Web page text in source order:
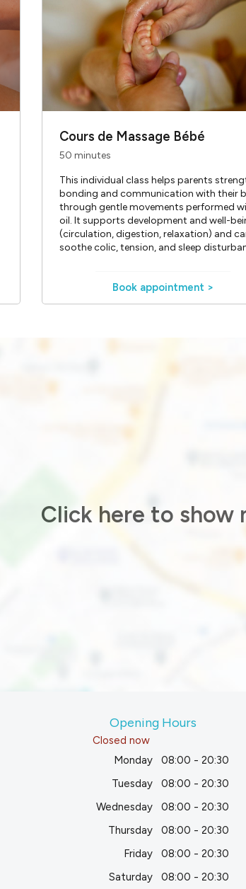
Cours de Massage Bébé
50 minutes
This individual class helps parents
bonding and communication with their
through gentle movements performed
oil. It supports development and well-
(circulation, digestion, relaxation) and
soothe colic, tension, and sleep
Book appointment >
Click here to show
Opening Hours
Closed now
Monday
08:00 - 20:30
Tuesday
08:00 - 20:30
Wednesday
08:00 - 20:30
Thursday
08:00 - 20:30
Friday
08:00 - 20:30
Saturday
08:00 - 20:30